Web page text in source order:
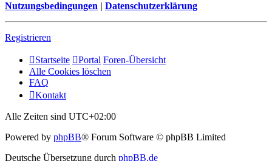
Nutzungsbedingungen | Datenschutzerklärung
Registrieren
Startseite Portal Foren-Übersicht
Alle Cookies löschen
FAQ
Kontakt
Alle Zeiten sind UTC+02:00
Powered by phpBB® Forum Software © phpBB Limited
Deutsche Übersetzung durch phpBB.de